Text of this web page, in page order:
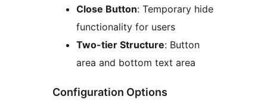
Close Button: Temporary hide
functionality for users
Two-tier Structure: Button
area and bottom text area
Configuration Options